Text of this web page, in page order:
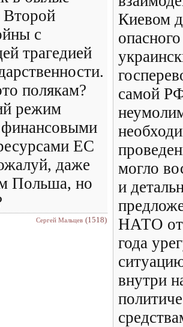
Второй
с
трагедией
полякам?
режим
финансовыми
ЕС
даже
Польша, но
Сергей Мальцев (1518)
Киевом
самой
могло
и
НАТО от
года
внутри